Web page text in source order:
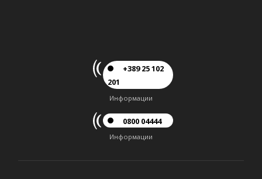
+389 25 102
201
Информации
0800 04444
Информации